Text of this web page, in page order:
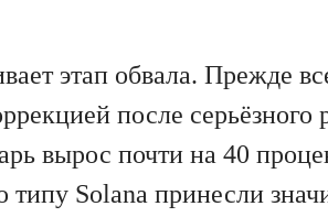
этап обвала. Прежде
после серьёзного
вырос почти на 40
Solana принесли